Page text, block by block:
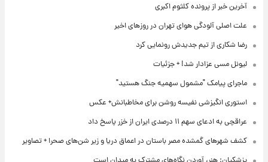
آخرین خبر از پرونده کلثوم اکبری
علت اصلی آلودگی هوای تهران در روزهای اخیر
رضا شکاری از تیم جدیدش رونمایی کرد
لیونل مسی عزادار شد! + جزئیات
ماجرای پیامک "مشمول سهمیه جنگ هستید"
استوری انگیزشی نفیسه روشن برای مخاطبانش+ عکس
عراقچی به ادعای سهم ۱۱ درصدی ایران از خزر پاسخ داد
کشف شهرهای گمشده مصر باستان در اعماق دریا و زیر شن‌های صحرا + تصاویر